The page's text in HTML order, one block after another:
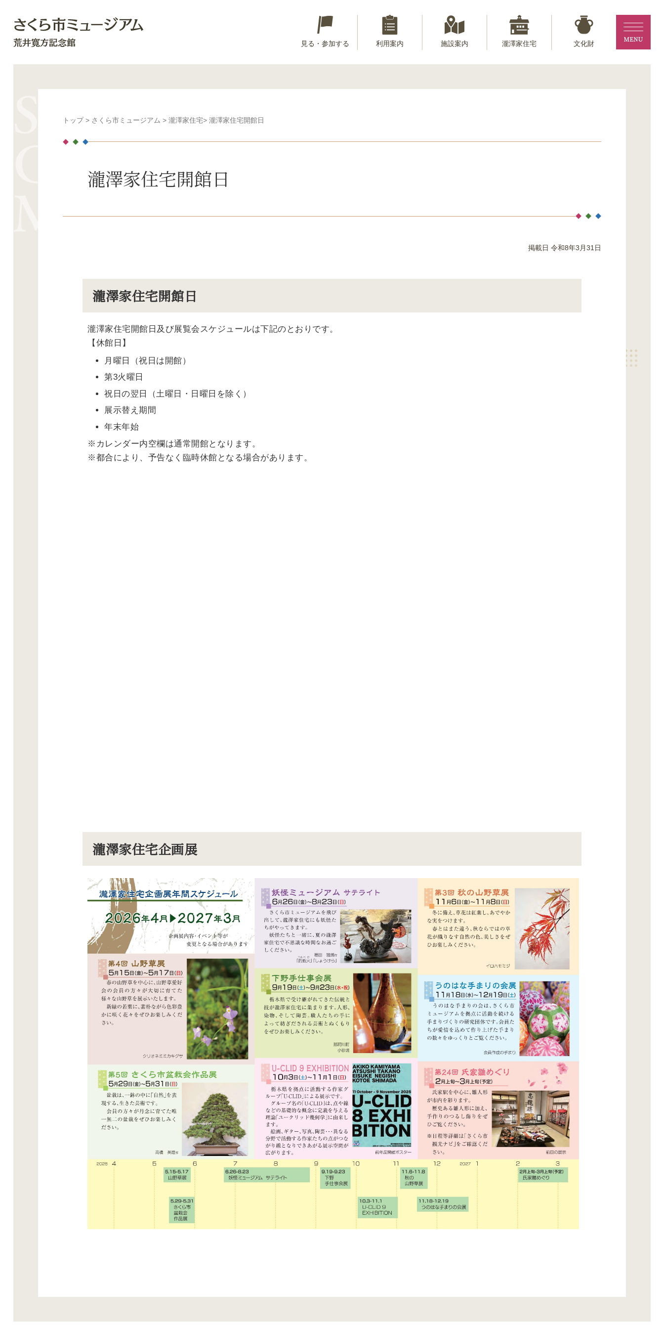
見る・参加する 利用案内 施設案内 瀧澤家住宅 文化財
トップ> さくら市ミュージアム > 瀧澤家住宅> 瀧澤家住宅開館日
瀧澤家住宅開館日
掲載日 令和8年3月31日
瀧澤家住宅開館日
瀧澤家住宅開館日及び展覧会スケジュールは下記のとおりです。
【休館日】
月曜日（祝日は開館）
第3火曜日
祝日の翌日（土曜日・日曜日を除く）
展示替え期間
年末年始
※カレンダー内空欄は通常開館となります。
※都合により、予告なく臨時休館となる場合があります。
瀧澤家住宅企画展